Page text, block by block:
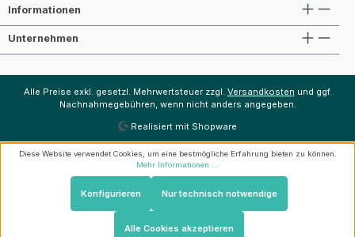
Informationen
Unternehmen
Alle Preise exkl. gesetzl. Mehrwertsteuer zzgl. Versandkosten und ggf.
Nachnahmegebühren, wenn nicht anders angegeben.
Realisiert mit Shopware
Diese Website verwendet Cookies, um eine bestmögliche Erfahrung bieten zu können.
Mehr Informationen ...
Nur technisch notwendige
Konfigurieren
Alle Cookies akzeptieren